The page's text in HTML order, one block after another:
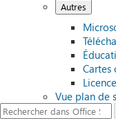
Autres
Cartes
Vue plan de